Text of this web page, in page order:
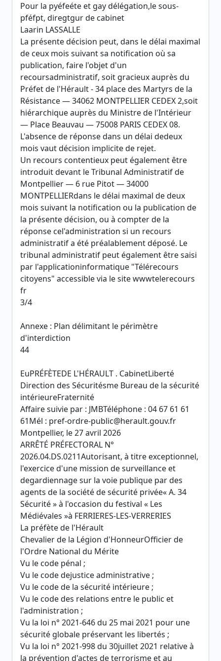
Pour la pyéfeéte et gay délégation,le sous-
pféfpt, diregtgur de cabinet
Laarin LASSALLE
La présente décision peut, dans le délai maximal
de ceux mois suivant sa notification où sa
publication, faire l'objet d'un
recoursadministratif, soit gracieux auprès du
Préfet de l'Hérault - 34 place des Martyrs de la
Résistance — 34062 MONTPELLIER CEDEX 2,soit
hiérarchique auprès du Ministre de l'Intérieur
— Place Beauvau — 75008 PARIS CEDEX 08.
L'absence de réponse dans un délai dedeux
mois vaut décision implicite de rejet.
Un recours contentieux peut également être
introduit devant le Tribunal Administratif de
Montpellier — 6 rue Pitot — 34000
MONTPELLIERdans le délai maximal de deux
mois suivant la notification ou la publication de
la présente décision, ou à compter de la
réponse cel'administration si un recours
administratif a été préalablement déposé. Le
tribunal administratif peut également être saisi
par l'applicationinformatique "Télérecours
citoyens" accessible via le site wwwtelerecours
fr
3/4
Annexe : Plan délimitant le périmètre
d'interdiction
44
EuPRÉFÈTEDE L'HÉRAULT . CabinetLiberté
Direction des Sécuritésme Bureau de la sécurité
intérieureFraternité
Affaire suivie par : JMBTéléphone : 04 67 61 61
61Mél : pref-ordre-public@herault.gouv.fr
Montpellier, le 27 avril 2026
ARRÊTÉ PRÉFECTORAL N°
2026.04.DS.0211Autorisant, à titre exceptionnel,
l'exercice d'une mission de surveillance et
degardiennage sur la voie publique par des
agents de la société de sécurité privée« A. 34
Sécurité » à l'occasion du festival « Les
Médiévales »à FERRIERES-LES-VERRERIES
La préfète de l'Hérault
Chevalier de la Légion d'HonneurOfficier de
l'Ordre National du Mérite
Vu le code pénal ;
Vu le code dejustice administrative ;
Vu le code de la sécurité intérieure ;
Vu le code des relations entre le public et
l'administration ;
Vu la loi n° 2021-646 du 25 mai 2021 pour une
sécurité globale préservant les libertés ;
Vu la loi n° 2021-998 du 30juillet 2021 relative à
la prévention d'actes de terrorisme et au